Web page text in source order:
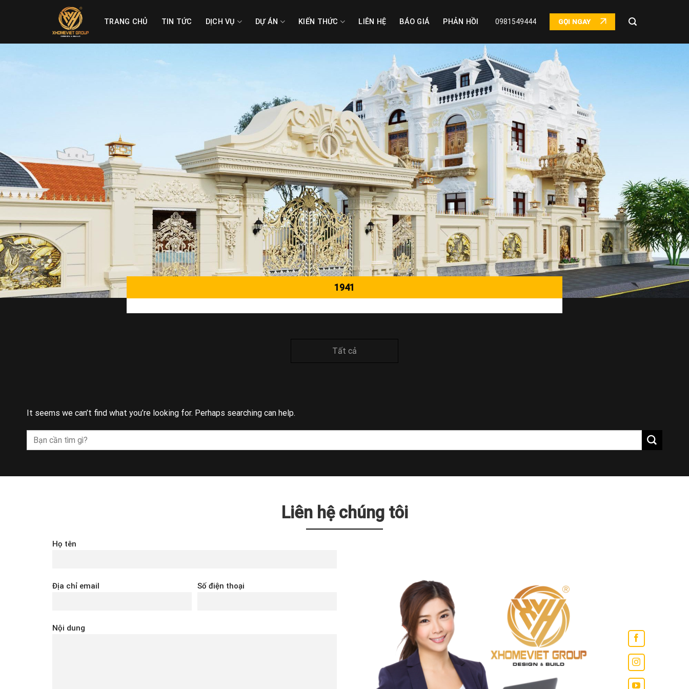
TRANG CHỦ TIN TỨC DỊCH VỤ DỰ ÁN KIẾN THỨC LIÊN HỆ BÁO GIÁ PHẢN HỒI 0981549444 GỌI NGAY
1941
Tất cả
It seems we can’t find what you’re looking for. Perhaps searching can help.
Liên hệ chúng tôi
Họ tên
Địa chỉ email Số điện thoại
Nội dung